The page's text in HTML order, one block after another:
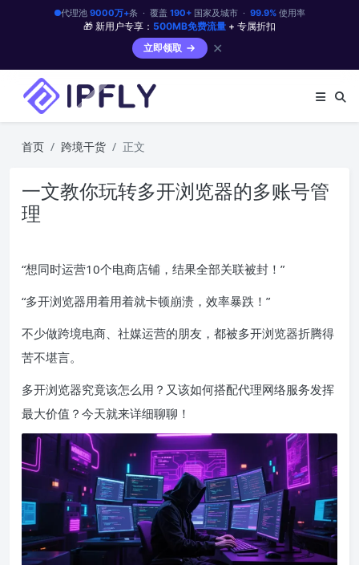
代理池 9000万+条 · 覆盖 190+国家及城市 · 99.9%使用率
🎁 新用户专享： 500MB免费流量 + 专属折扣
立即领取
✕
首页 跨境干货 正文
一文教你玩转多开浏览器的多账号管
理
“想同时运营10个电商店铺，结果全部关联被封！”
“多开浏览器用着用着就卡顿崩溃，效率暴跌！”
不少做跨境电商、社媒运营的朋友，都被多开浏览器折腾得
苦不堪言。
多开浏览器究竟该怎么用？又该如何搭配代理网络服务发挥
最大价值？今天就来详细聊聊！